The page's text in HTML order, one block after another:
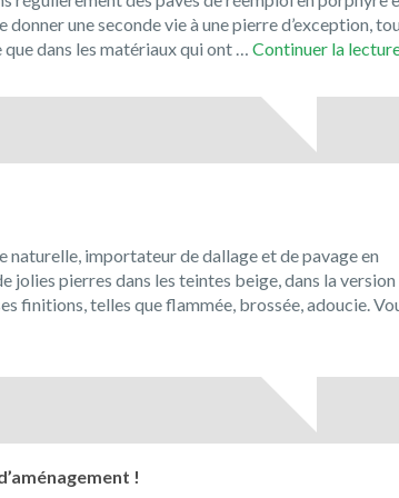
une seconde vie à une pierre d’exception,
dans les matériaux qui ont … Continuer la
naturelle, importateur de dallage et de pavage en
jolies pierres dans les teintes beige, dans la version
finitions, telles que flammée, brossée, adoucie.
!